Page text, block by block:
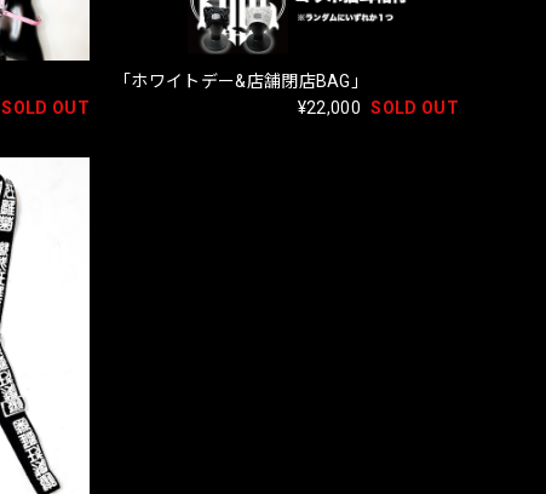
SOLD OUT
「ホワイトデー&店舗閉店BAG」
¥22,000 SOLD OUT